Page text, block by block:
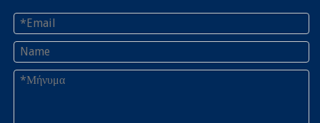
Ρωτώ
1 2 3 »